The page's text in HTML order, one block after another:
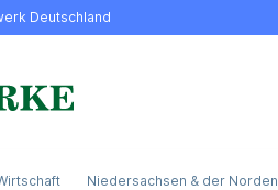
Deutschland
Niedersachsen & der Norden